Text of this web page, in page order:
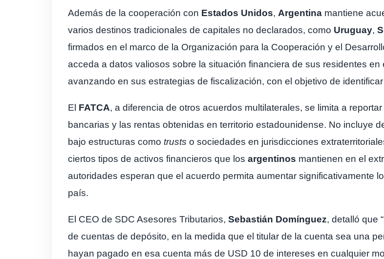
Además de la cooperación con Estados Unidos, Argentina mantiene
varios destinos tradicionales de capitales no declarados, como Uruguay,
firmados en el marco de la Organización para la Cooperación y el
acceda a datos valiosos sobre la situación financiera de sus residentes en
avanzando en sus estrategias de fiscalización, con el objetivo de
El FATCA, a diferencia de otros acuerdos multilaterales, se limita a
bancarias y las rentas obtenidas en territorio estadounidense. No incluye
bajo estructuras como trusts o sociedades en jurisdicciones
ciertos tipos de activos financieros que los argentinos mantienen en el
autoridades esperan que el acuerdo permita aumentar significativamente
país.
El CEO de SDC Asesores Tributarios, Sebastián Domínguez, detalló que
de cuentas de depósito, en la medida que el titular de la cuenta sea una
hayan pagado en esa cuenta más de USD 10 de intereses en cualquier